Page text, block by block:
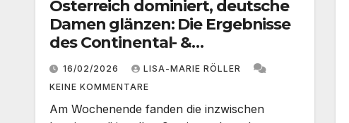
Österreich dominiert, deutsche
Damen glänzen: Die Ergebnisse
des Continental- &
Intercontinental-Cup in Oberhof
16/02/2026
LISA-MARIE RÖLLER
KEINE KOMMENTARE
Am Wochenende fanden die inzwischen